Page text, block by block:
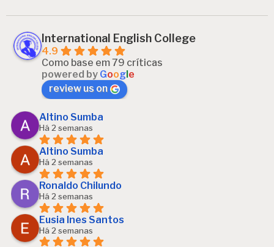
International English College
4.9
Como base em 79 críticas
powered by Goog e
review us on
Altino Sumba
Há 2 semanas
Altino Sumba
Há 2 semanas
Ronaldo Chilundo
Há 2 semanas
Eusia Ines Santos
Há 2 semanas